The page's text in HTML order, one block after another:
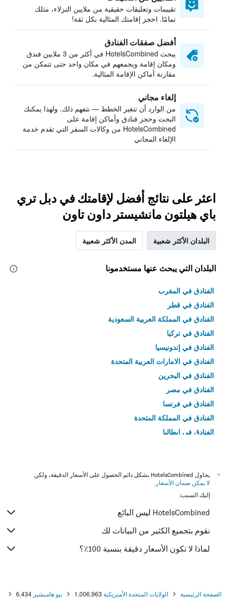
تقييمات وتعليقات حقيقية من ملايين النزلاء، مثلك
تمامًا. احجز إقامتك المثالية بكل ثقة!
أفضل صفقات الفنادق
يبحث HotelsCombined في أكثر من 3 ملايين فندق
ومكان إقامة ويجمعهم في مكان واحد حتى تتمكن من
مقارنة أماكن الإقامة المثالية.
إلغاء مجاني
من الوارد أن تتغير الخطط — نتفهم ذلك. ولهذا يمكنك
البحث وحجز فنادق وأماكن إقامة على
HotelsCombined من وكالات السفر التي تقدم خدمة
الإلغاء المجاني
اعثر على نتائج أفضل لإقامتك في دبل تري
باي هيلتون مانشيستر داون تاون
البلدان الأكثر شعبية المدن الأكثر شعبية
البلدان التي يبحث عنها مستخدمونا
الفنادق في المغرب
الفنادق في قطر
الفنادق في المملكة العربية السعودية
الفنادق في تركيا
الفنادق في إندونيسيا
الفنادق في الامارات العربية المتحدة
الفنادق في البحرين
الفنادق في مصر
الفنادق في فرنسا
الفنادق في المملكة المتحدة
الفنادق في إيطاليا
*
يحاول HotelsCombined بشكل دائم الحصول على الأسعار الدقيقة، ولكن
لا يمكن ضمان الأسعار .
إليك السبب:
HotelsCombined ليس البائع
نقوم بتجميع الكثير من البيانات لك
لماذا لا تكون الأسعار دقيقة بنسبة 100٪؟
الصفحة الرئيسية الولايات المتحدة الأميريكية 1,006,963 نيو هامبشير 6,434